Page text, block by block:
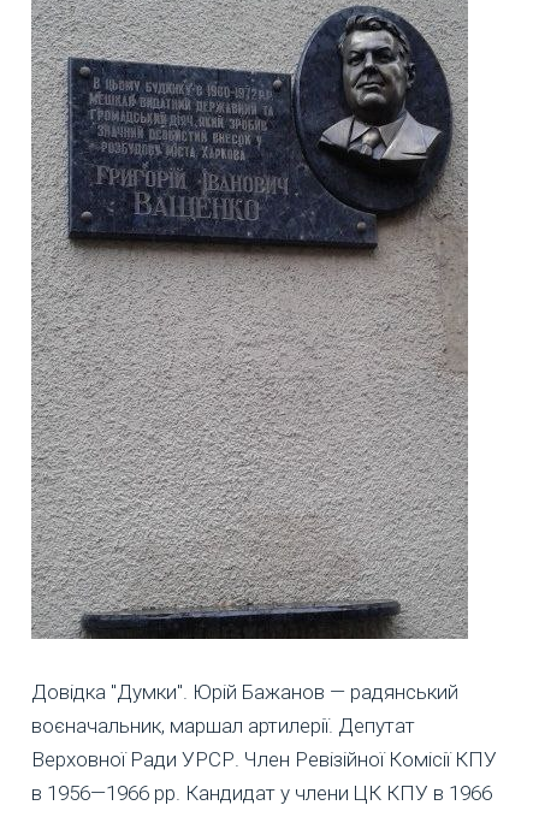
Довідка "Думки". Юрій Бажанов — радянський
воєначальник, маршал артилерії. Депутат
Верховної Ради УРСР. Член Ревізійної Комісії КПУ
в 1956—1966 рр. Кандидат у члени ЦК КПУ в 1966